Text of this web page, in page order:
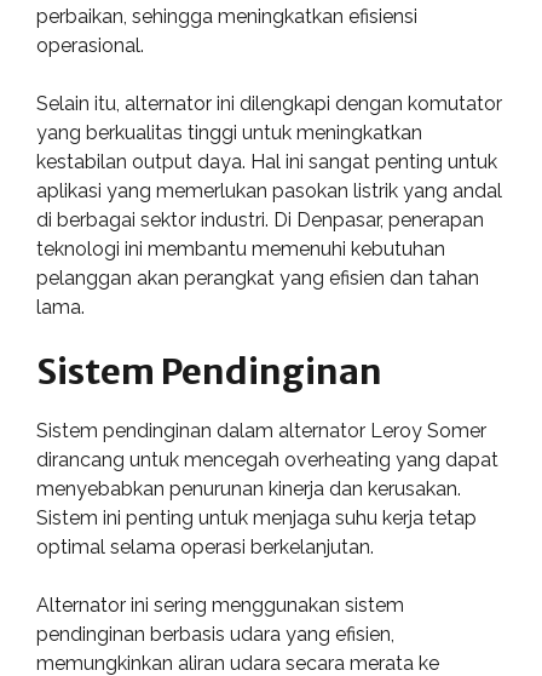
perbaikan, sehingga meningkatkan efisiensi
operasional.
Selain itu, alternator ini dilengkapi dengan komutator
yang berkualitas tinggi untuk meningkatkan
kestabilan output daya. Hal ini sangat penting untuk
aplikasi yang memerlukan pasokan listrik yang andal
di berbagai sektor industri. Di Denpasar, penerapan
teknologi ini membantu memenuhi kebutuhan
pelanggan akan perangkat yang efisien dan tahan
lama.
Sistem Pendinginan
Sistem pendinginan dalam alternator Leroy Somer
dirancang untuk mencegah overheating yang dapat
menyebabkan penurunan kinerja dan kerusakan.
Sistem ini penting untuk menjaga suhu kerja tetap
optimal selama operasi berkelanjutan.
Alternator ini sering menggunakan sistem
pendinginan berbasis udara yang efisien,
memungkinkan aliran udara secara merata ke